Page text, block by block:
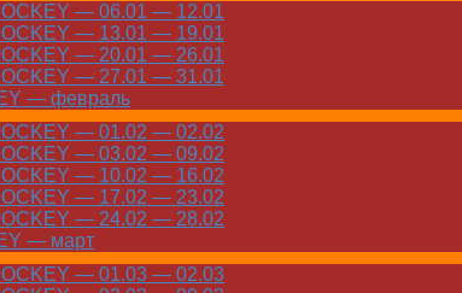
— 06.01 — 12.01
— 13.01 — 19.01
— 20.01 — 26.01
— 27.01 — 31.01
— февраль
— 01.02 — 02.02
— 03.02 — 09.02
— 10.02 — 16.02
— 17.02 — 23.02
— 24.02 — 28.02
— март
— 01.03 — 02.03